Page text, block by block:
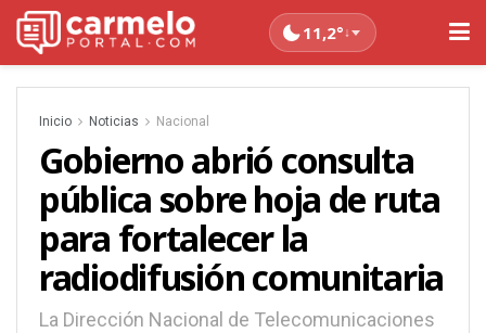
11,2°↓
Inicio Noticias Nacional
Gobierno abrió consulta
pública sobre hoja de ruta
para fortalecer la
radiodifusión comunitaria
La Dirección Nacional de Telecomunicaciones